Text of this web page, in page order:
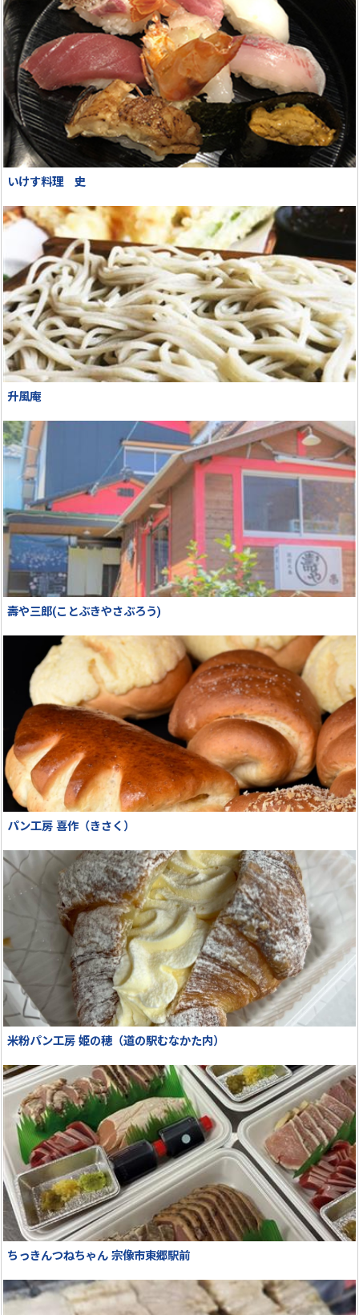
いけす料理 史
升風庵
壽や三郎(ことぶきやさぶろう)
パン工房 喜作（きさく）
米粉パン工房 姫の穂（道の駅むなかた内）
ちっきんつねちゃん 宗像市東郷駅前